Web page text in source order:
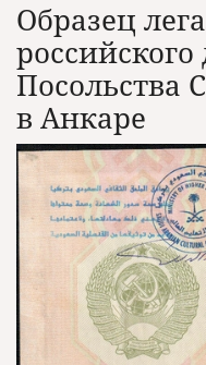
Образец
Посольства
в Анкаре